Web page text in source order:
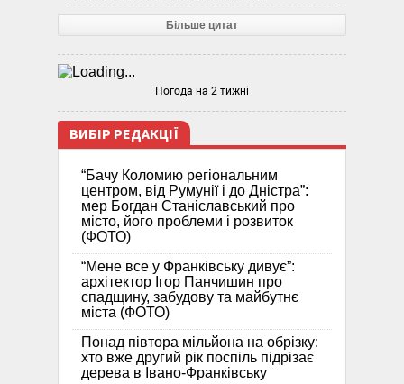
Більше цитат
Погода на 2 тижні
ВИБІР РЕДАКЦІЇ
“Бачу Коломию регіональним
центром, від Румунії і до Дністра”:
мер Богдан Станіславський про
місто, його проблеми і розвиток
(ФОТО)
“Мене все у Франківську дивує”:
архітектор Ігор Панчишин про
спадщину, забудову та майбутнє
міста (ФОТО)
Понад півтора мільйона на обрізку:
хто вже другий рік поспіль підрізає
дерева в Івано-Франківську